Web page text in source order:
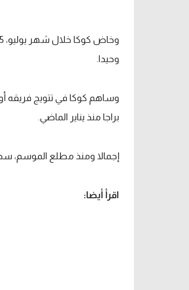
وحيدا.
وساهم كوكا في تتويج فريقه
براجا منذ يناير الماضي.
إجمالا ومنذ مطلع الموسم، سجل كوكا 9 أهداف في 25 مشاركة،
اقرأ أيضا: